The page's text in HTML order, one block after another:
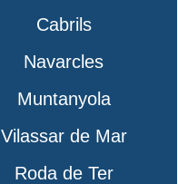
Cabrils
Navarcles
Muntanyola
Vilassar de Mar
Roda de Ter